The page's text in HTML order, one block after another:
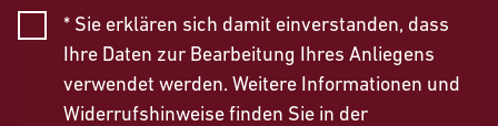
* Sie erklären sich damit einverstanden, dass
Ihre Daten zur Bearbeitung Ihres Anliegens
verwendet werden. Weitere Informationen und
Widerrufshinweise finden Sie in der